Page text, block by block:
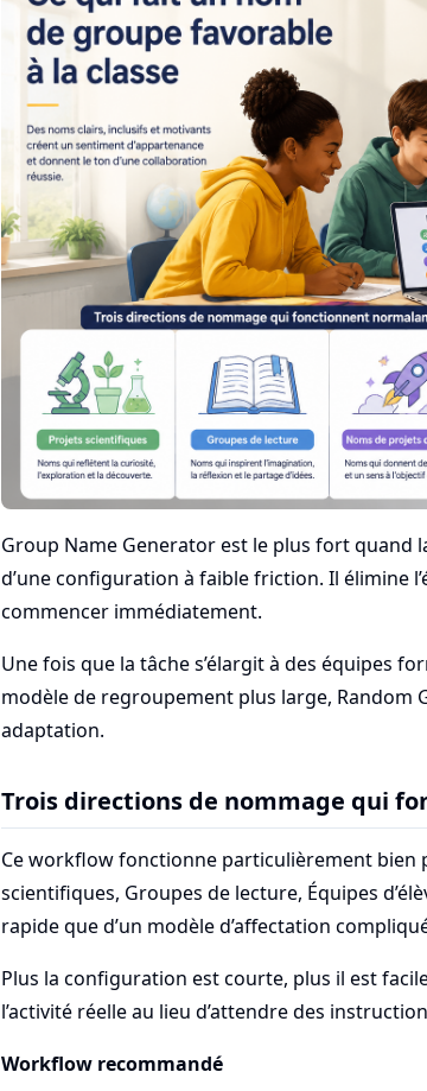
Group Name Generator est le plus fort quand
d’une configuration à faible friction. Il élimine
commencer immédiatement.
Une fois que la tâche s’élargit à des équipes
modèle de regroupement plus large, Random
adaptation.
Trois directions de nommage qui
Ce workflow fonctionne particulièrement bien
scientifiques, Groupes de lecture, Équipes
rapide que d’un modèle d’affectation
Plus la configuration est courte, plus il est
l’activité réelle au lieu d’attendre des
Workflow recommandé